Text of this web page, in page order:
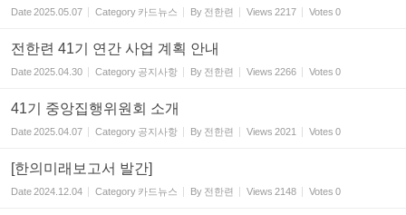
Date2025.05.07 Category 카드뉴스 By 전한련 Views 2217 Votes 0
전한련 41기 연간 사업 계획 안내
Date2025.04.30 Category 공지사항 By 전한련 Views 2266 Votes 0
41기 중앙집행위원회 소개
Date2025.04.07 Category 공지사항 By 전한련 Views 2021 Votes 0
[한의미래보고서 발간]
Date2024.12.04 Category 카드뉴스 By 전한련 Views 2148 Votes 0